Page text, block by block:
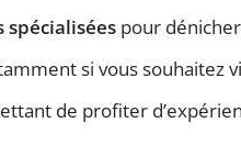
spécialisées pour
si vous souhaitez
de profiter